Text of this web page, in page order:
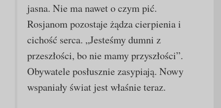
jasna. Nie ma nawet o czym pić.
Rosjanom pozostaje żądza cierpienia i
cichość serca. „Jesteśmy dumni z
przeszłości, bo nie mamy przyszłości”.
Obywatele posłusznie zasypiają. Nowy
wspaniały świat jest właśnie teraz.